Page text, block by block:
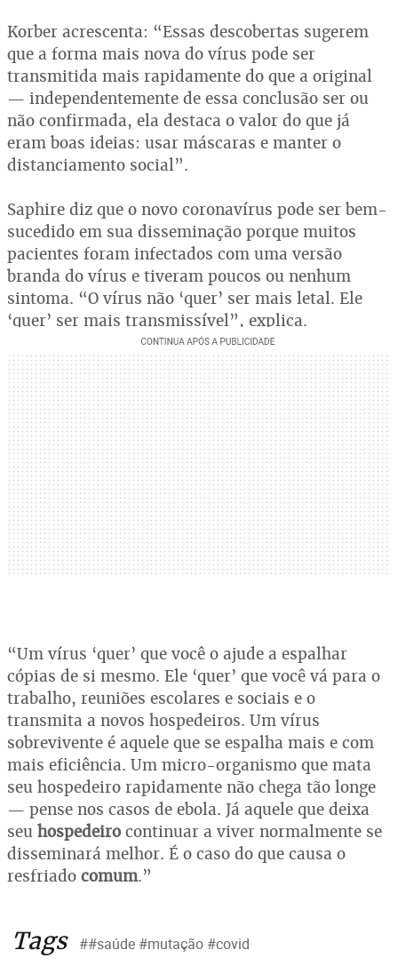
Korber acrescenta: “Essas descobertas sugerem
que a forma mais nova do vírus pode ser
transmitida mais rapidamente do que a original
— independentemente de essa conclusão ser ou
não confirmada, ela destaca o valor do que já
eram boas ideias: usar máscaras e manter o
distanciamento social”.
Saphire diz que o novo coronavírus pode ser bem-
sucedido em sua disseminação porque muitos
pacientes foram infectados com uma versão
branda do vírus e tiveram poucos ou nenhum
sintoma. “O vírus não ‘quer’ ser mais letal. Ele
‘quer’ ser mais transmissível”, explica.
“Um vírus ‘quer’ que você o ajude a espalhar
cópias de si mesmo. Ele ‘quer’ que você vá para o
trabalho, reuniões escolares e sociais e o
transmita a novos hospedeiros. Um vírus
sobrevivente é aquele que se espalha mais e com
mais eficiência. Um micro-organismo que mata
seu hospedeiro rapidamente não chega tão longe
— pense nos casos de ebola. Já aquele que deixa
seu hospedeiro continuar a viver normalmente se
disseminará melhor. É o caso do que causa o
resfriado comum.”
Tags ##saúde #mutação #covid